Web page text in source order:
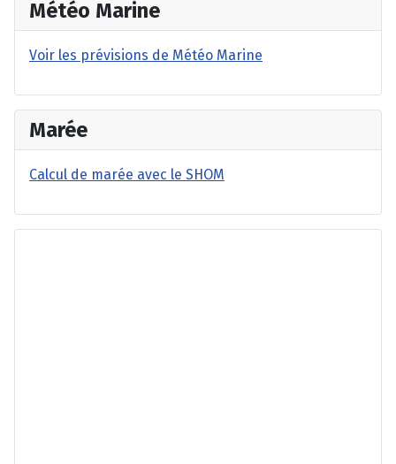
Météo Marine
Voir les prévisions de Météo Marine
Marée
Calcul de marée avec le SHOM